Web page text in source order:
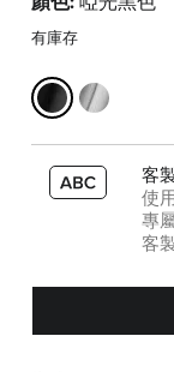
有庫存
客
使
專
客